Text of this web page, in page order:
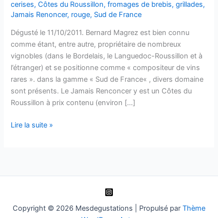
cerises,Côtes du Roussillon,fromages de brebis,grillades,
Jamais Renoncer, rouge, Sud de France
Dégusté le 11/10/2011. Bernard Magrez est bien connu
comme étant, entre autre, propriétaire de nombreux
vignobles (dans le Bordelais, le Languedoc-Roussillon et à
l’étranger) et se positionne comme « compositeur de vins
rares ». dans la gamme « Sud de France« , divers domaine
sont présents. Le Jamais Renconcer y est un Côtes du
Roussillon à prix contenu (environ […]
Côtes
Bernard
Lire la suite »
Copyright © 2026 Mesdegustations | Propulsé par Thème